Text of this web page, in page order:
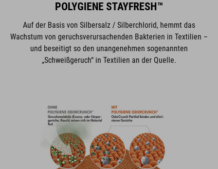
POLYGIENE STAYFRESH™
Auf der Basis von Silbersalz / Silberchlorid, hemmt das
Wachstum von geruchsverursachenden Bakterien in Textilien –
und beseitigt so den unangenehmen sogenannten
„Schweißgeruch“ in Textilien an der Quelle.